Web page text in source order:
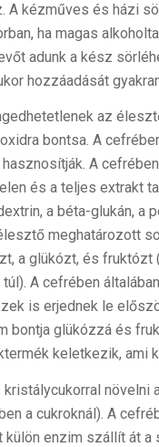
A kézműves és házi
ha magas
adunk a kész
hozzáadását
az
bontsa. A
A
és a teljes extrakt
a béta-glukán, a
meghatározott
a glükózt, és
A cefrében
is erjednek le
bontja glükózzá és
keletkezik, ami
növelni
a cukroknál). A
külön enzim szállít át